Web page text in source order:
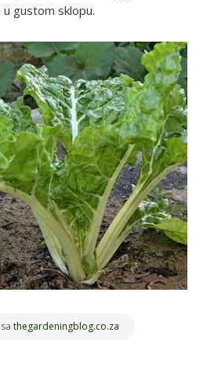
gustom sklopu.
thegardeningblog.co.za